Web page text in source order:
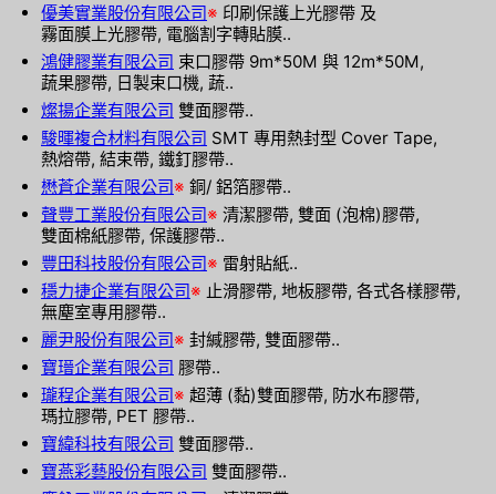
優美實業股份有限公司※ 印刷保護上光膠帶 及
霧面膜上光膠帶, 電腦割字轉貼膜..
鴻健膠業有限公司 束口膠帶 9m*50M 與 12m*50M,
蔬果膠帶, 日製束口機, 蔬..
燦揚企業有限公司 雙面膠帶..
駿暉複合材料有限公司 SMT 專用熱封型 Cover Tape,
熱熔帶, 結束帶, 鐵釘膠帶..
懋蒼企業有限公司※ 銅/ 鋁箔膠帶..
聲豐工業股份有限公司※ 清潔膠帶, 雙面 (泡棉)膠帶,
雙面棉紙膠帶, 保護膠帶..
豐田科技股份有限公司※ 雷射貼紙..
穩力捷企業有限公司※ 止滑膠帶, 地板膠帶, 各式各樣膠帶,
無塵室專用膠帶..
麗尹股份有限公司※ 封緘膠帶, 雙面膠帶..
寶瑨企業有限公司 膠帶..
瓏程企業有限公司※ 超薄 (黏)雙面膠帶, 防水布膠帶,
瑪拉膠帶, PET 膠帶..
寶緯科技有限公司 雙面膠帶..
寶燕彩藝股份有限公司 雙面膠帶..